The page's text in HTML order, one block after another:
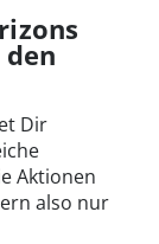
Dir
Aktionen
also nur